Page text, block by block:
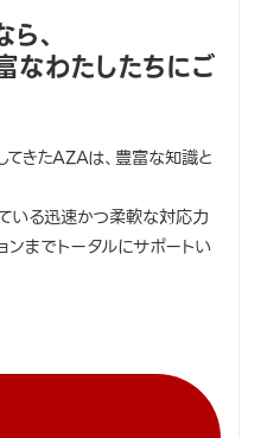
、
なわたしたちにご
きたAZAは、豊富な知識と
いる迅速かつ柔軟な対応力
ンまでトータルにサポートい